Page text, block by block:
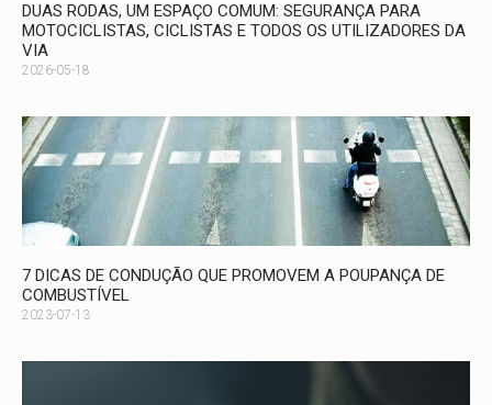
DUAS RODAS, UM ESPAÇO COMUM: SEGURANÇA PARA
MOTOCICLISTAS, CICLISTAS E TODOS OS UTILIZADORES DA
VIA
2026-05-18
7 DICAS DE CONDUÇÃO QUE PROMOVEM A POUPANÇA DE
COMBUSTÍVEL
2023-07-13